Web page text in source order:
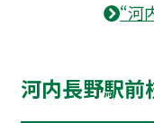
“河
河内長野駅前